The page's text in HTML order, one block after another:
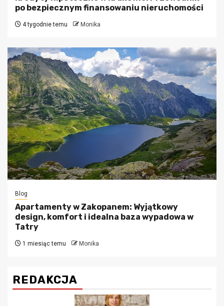
po bezpiecznym finansowaniu nieruchomości
4 tygodnie temu Monika
Blog
Apartamenty w Zakopanem: Wyjątkowy
design, komfort i idealna baza wypadowa w
Tatry
1 miesiąc temu Monika
REDAKCJA